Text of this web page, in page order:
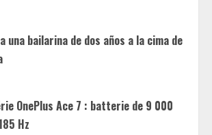
una bailarina de dos años a la cima de
OnePlus Ace 7 : batterie de 9 000
Hz